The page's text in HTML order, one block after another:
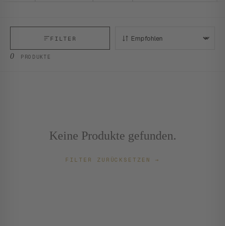
0 PRODUKTE
FILTER SORTIEREN:
Keine Produkte gefunden.
FILTER ZURÜCKSETZEN →